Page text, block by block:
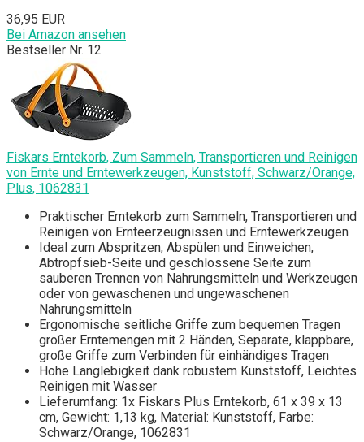
36,95 EUR
Bei Amazon ansehen
Bestseller Nr. 12
Fiskars Erntekorb, Zum Sammeln, Transportieren und Reinigen
von Ernte und Erntewerkzeugen, Kunststoff, Schwarz/Orange,
Plus, 1062831
Praktischer Erntekorb zum Sammeln, Transportieren und
Reinigen von Ernteerzeugnissen und Erntewerkzeugen
Ideal zum Abspritzen, Abspülen und Einweichen,
Abtropfsieb-Seite und geschlossene Seite zum
sauberen Trennen von Nahrungsmitteln und Werkzeugen
oder von gewaschenen und ungewaschenen
Nahrungsmitteln
Ergonomische seitliche Griffe zum bequemen Tragen
großer Erntemengen mit 2 Händen, Separate, klappbare,
große Griffe zum Verbinden für einhändiges Tragen
Hohe Langlebigkeit dank robustem Kunststoff, Leichtes
Reinigen mit Wasser
Lieferumfang: 1x Fiskars Plus Erntekorb, 61 x 39 x 13
cm, Gewicht: 1,13 kg, Material: Kunststoff, Farbe:
Schwarz/Orange, 1062831